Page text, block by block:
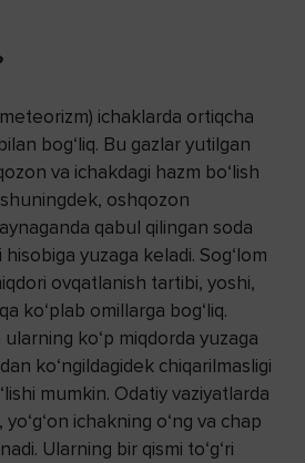
ichaklarda ortiqcha
bog‘liq. Bu gazlar yutilgan
va ichakdagi hazm bo‘lish
oshqozon
qabul qilingan soda
yuzaga keladi. Sog‘lom
ovqatlanish tartibi, yoshi,
ko‘plab omillarga bog‘liq.
ko‘p miqdorda yuzaga
ko‘ngildagidek chiqarilmasligi
mumkin. Odatiy vaziyatlarda
ichakning o‘ng va chap
Ularning bir qismi to‘g‘ri